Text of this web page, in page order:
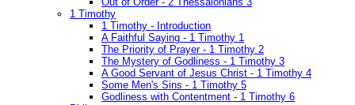
1 Timothy
1 Timothy - Introduction
A Faithful Saying - 1 Timothy 1
The Priority of Prayer - 1 Timothy 2
The Mystery of Godliness - 1 Timothy 3
A Good Servant of Jesus Christ - 1 Timothy 4
Some Men's Sins - 1 Timothy 5
Godliness with Contentment - 1 Timothy 6